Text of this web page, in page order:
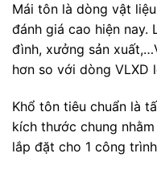
Mái tôn là dòng vật
đánh giá cao hiện nay.
đình, xưởng sản
hơn so với dòng VLXD
Khổ tôn tiêu chuẩn là
kích thước chung
lắp đặt cho 1 công